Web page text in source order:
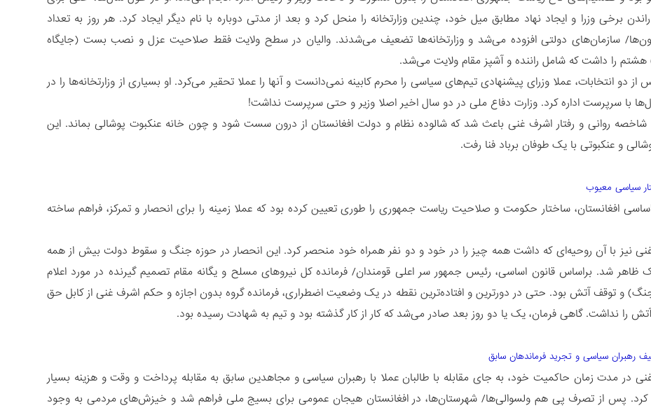
برخی وزرا و ایجاد نهاد مطابق میل خود، چندین وزارتخانه را منحل کرد و بعد از مدتی دوباره با نام دیگر ایجاد کرد. هر روز به تعداد
سازمان‌های دولتی افزوده می‌شد و وزارتخانه‌ها تضعیف می‌شدند. والیان در سطح ولایت فقط صلاحیت عزل و نصب بست (جایگاه
را داشت که شامل راننده و آشپز مقام ولایت می‌شد.
دو انتخابات، عملا وزرای پیشنهادی تیم‌های سیاسی را محرم کابینه نمی‌دانست و آنها را عملا تحقیر می‌کرد. او بسیاری از وزارتخانه‌ها را در
با سرپرست اداره کرد. وزارت دفاع ملی در دو سال اخیر اصلا وزیر و حتی سرپرست نداشت!
شاخصه روانی و رفتار اشرف غنی باعث شد که شالوده نظام و دولت افغانستان از درون سست شود و چون خانه عنکبوت پوشالی بماند. این
و عنکبوتی با یک طوفان برباد فنا رفت.
افغانستان، ساختار حکومت و صلاحیت ریاست جمهوری را طوری تعیین کرده بود که عملا زمینه را برای انحصار و تمرکز، فراهم ساخته
نیز با آن روحیه‌ای که داشت همه چیز را در خود و دو نفر همراه خود منحصر کرد. این انحصار در حوزه جنگ و سقوط دولت بیش از همه
ظاهر شد. براساس قانون اساسی، رئیس جمهور سر اعلی قومندان/ فرمانده کل نیروهای مسلح و یگانه مقام تصمیم گیرنده در مورد اعلام
و توقف آتش بود. حتی در دورترین و افتاده‌ترین نقطه در یک وضعیت اضطراری، فرمانده گروه بدون اجازه و حکم اشرف غنی از کابل حق
را نداشت. گاهی فرمان، یک یا دو روز بعد صادر می‌شد که کار از کار گذشته بود و تیم به شهادت رسیده بود.
در مدت زمان حاکمیت خود، به جای مقابله با طالبان عملا با رهبران سیاسی و مجاهدین سابق به مقابله پرداخت و وقت و هزینه بسیار
پس از تصرف پی هم ولسوالی‌ها/ شهرستان‌ها، در افغانستان هیجان عمومی برای بسیج ملی فراهم شد و خیزش‌های مردمی به وجود